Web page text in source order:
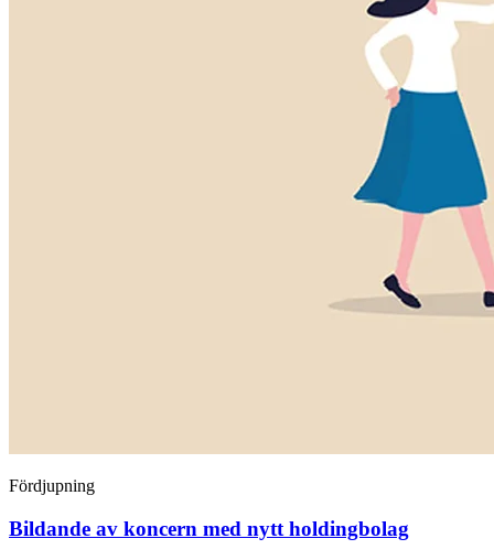
Fördjupning
Bildande av koncern med nytt holdingbolag